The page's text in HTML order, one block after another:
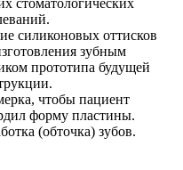
силиконовых оттисков
зубным
прототипа будущей
чтобы пациент
форму пластины.
(обточка) зубов.